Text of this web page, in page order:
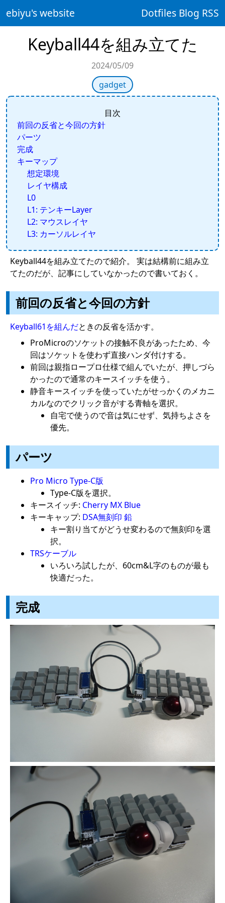
ebiyu's website Dotfiles Blog RSS
Keyball44を組み立てた
2024/05/09
gadget
目次
前回の反省と今回の方針
パーツ
完成
キーマップ
想定環境
レイヤ構成
L0
L1: テンキーLayer
L2: マウスレイヤ
L3: カーソルレイヤ
Keyball44を組み立てたので紹介。 実は結構前に組み立
てたのだが、記事にしていなかったので書いておく。
前回の反省と今回の方針
Keyball61を組んだときの反省を活かす。
ProMicroのソケットの接触不良があったため、今
回はソケットを使わず直接ハンダ付けする。
前回は親指ロープロ仕様で組んでいたが、押しづら
かったので通常のキースイッチを使う。
静音キースイッチを使っていたがせっかくのメカニ
カルなのでクリック音がする青軸を選択。
自宅で使うので音は気にせず、気持ちよさを
優先。
パーツ
Pro Micro Type-C版
Type-C版を選択。
キースイッチ: Cherry MX Blue
キーキャップ: DSA無刻印 鉛
キー割り当てがどうせ変わるので無刻印を選
択。
TRSケーブル
いろいろ試したが、60cm&L字のものが最も
快適だった。
完成